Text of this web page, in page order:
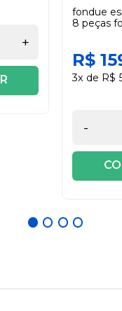
+
fondue
8 peças
R$
3x de R$
-